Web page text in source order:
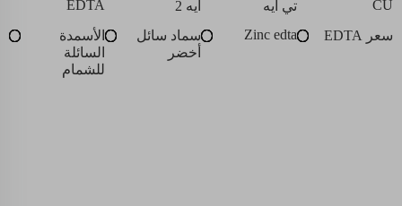
CU
تي أيه
أيه 2
EDTA
سعر EDTA
Zinc edta
سماد سائل
أخضر
الأسمدة
السائلة
للشمام